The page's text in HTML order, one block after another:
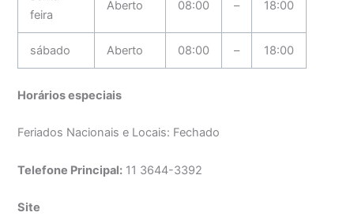
feira
Aberto 08:00 – 18:00
sábado Aberto 08:00 – 18:00
Horários especiais
Feriados Nacionais e Locais: Fechado
Telefone Principal: 11 3644-3392
Site